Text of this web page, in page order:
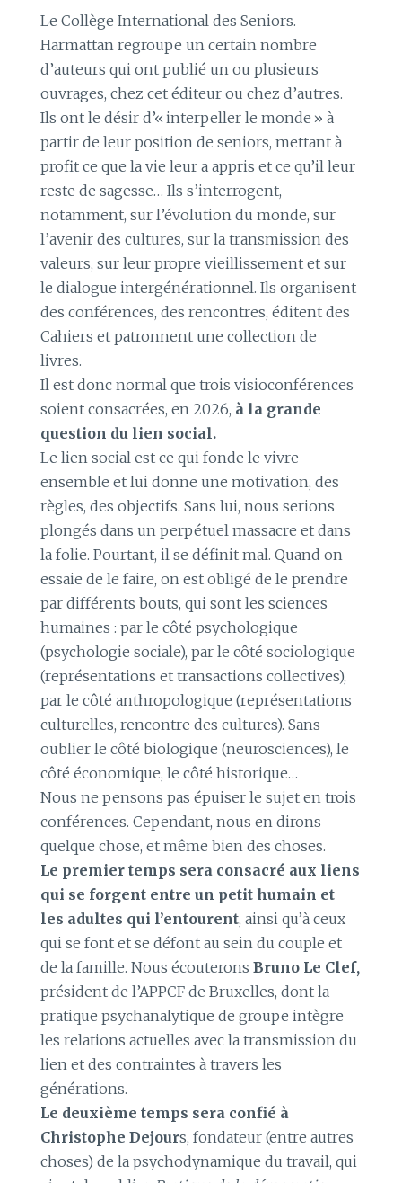
Le Collège International des Seniors.
Harmattan regroupe un certain nombre
d’auteurs qui ont publié un ou plusieurs
ouvrages, chez cet éditeur ou chez d’autres.
Ils ont le désir d’« interpeller le monde » à
partir de leur position de seniors, mettant à
profit ce que la vie leur a appris et ce qu’il leur
reste de sagesse… Ils s’interrogent,
notamment, sur l’évolution du monde, sur
l’avenir des cultures, sur la transmission des
valeurs, sur leur propre vieillissement et sur
le dialogue intergénérationnel. Ils organisent
des conférences, des rencontres, éditent des
Cahiers et patronnent une collection de
livres.
Il est donc normal que trois visioconférences
soient consacrées, en 2026, à la grande
question du lien social.
Le lien social est ce qui fonde le vivre
ensemble et lui donne une motivation, des
règles, des objectifs. Sans lui, nous serions
plongés dans un perpétuel massacre et dans
la folie. Pourtant, il se définit mal. Quand on
essaie de le faire, on est obligé de le prendre
par différents bouts, qui sont les sciences
humaines : par le côté psychologique
(psychologie sociale), par le côté sociologique
(représentations et transactions collectives),
par le côté anthropologique (représentations
culturelles, rencontre des cultures). Sans
oublier le côté biologique (neurosciences), le
côté économique, le côté historique…
Nous ne pensons pas épuiser le sujet en trois
conférences. Cependant, nous en dirons
quelque chose, et même bien des choses.
Le premier temps sera consacré aux liens
qui se forgent entre un petit humain et
les adultes qui l’entourent, ainsi qu’à ceux
qui se font et se défont au sein du couple et
de la famille. Nous écouteronsBruno Le Clef,
président de l’APPCF de Bruxelles, dont la
pratique psychanalytique de groupe intègre
les relations actuelles avec la transmission du
lien et des contraintes à travers les
générations.
Le deuxième temps sera confié à
Christophe Dejours, fondateur (entre autres
choses) de la psychodynamique du travail, qui